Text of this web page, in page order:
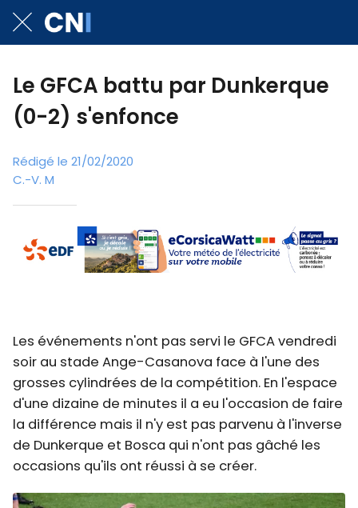
Le GFCA battu par Dunkerque
(0-2) s'enfonce
Rédigé le 21/02/2020
C.-V. M
Les événements n'ont pas servi le GFCA vendredi
soir au stade Ange-Casanova face à l'une des
grosses cylindrées de la compétition. En l'espace
d'une dizaine de minutes il a eu l'occasion de faire
la différence mais il n'y est pas parvenu à l'inverse
de Dunkerque et Bosca qui n'ont pas gâché les
occasions qu'ils ont réussi à se créer.